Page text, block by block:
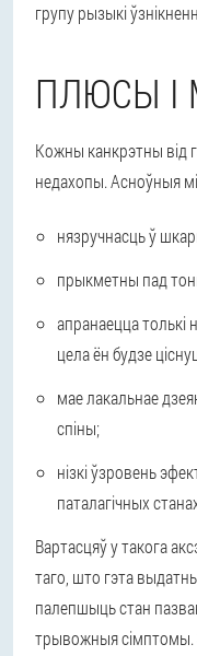
групу рызыкі
ПЛЮСЫ І
Кожны канкрэтны від
недахопы. Асноўныя
нязручнасць ў
прыкметны пад
апранаецца толькі
цела ён будзе
мае лакальнае
спіны;
нізкі ўзровень
паталагічных
Вартасцяў у такога
таго, што гэта
палепшыць стан
трывожныя